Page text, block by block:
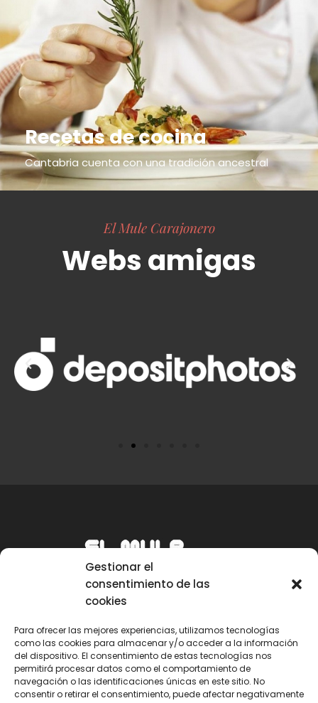
Gestionar el
consentimiento de las
cookies
Para ofrecer las mejores experiencias, utilizamos tecnologías
como las cookies para almacenar y/o acceder a la información
del dispositivo. El consentimiento de estas tecnologías nos
permitirá procesar datos como el comportamiento de
navegación o las identificaciones únicas en este sitio. No
consentir o retirar el consentimiento, puede afectar negativamente
Recetas de cocina
Cantabria cuenta con una tradición ancestral
El Mule Carajonero
Webs amigas
Email
mule@mulecarajonero.com